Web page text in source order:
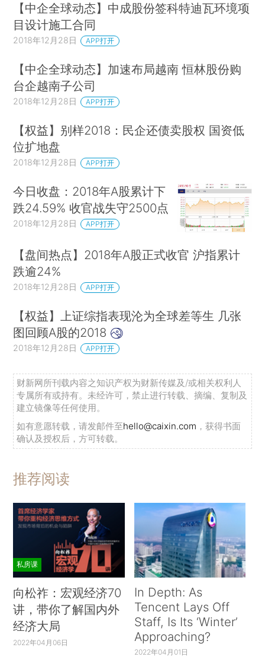
【中企全球动态】中成股份签科特迪瓦环境项
目设计施工合同
2018年12月28日 APP打开
【中企全球动态】加速布局越南 恒林股份购
台企越南子公司
2018年12月28日 APP打开
【权益】别样2018：民企还债卖股权 国资低
位扩地盘
2018年12月28日 APP打开
今日收盘：2018年A股累计下
跌24.59% 收官战失守2500点
2018年12月28日 APP打开
【盘间热点】2018年A股正式收官 沪指累计
跌逾24%
2018年12月28日 APP打开
【权益】上证综指表现沦为全球差等生 几张
图回顾A股的2018
2018年12月28日 APP打开
财新网所刊载内容之知识产权为财新传媒及/或相关权利人
专属所有或持有。未经许可，禁止进行转载、摘编、复制及
建立镜像等任何使用。
如有意愿转载，请发邮件至hello@caixin.com ，获得书面
确认及授权后，方可转载。
推荐阅读
私房课
向松祚：宏观经济70
讲，带你了解国内外
经济大局
2022年04月06日
In Depth: As
Tencent Lays Off
Staff, Is Its ‘Winter’
Approaching?
2022年04月01日